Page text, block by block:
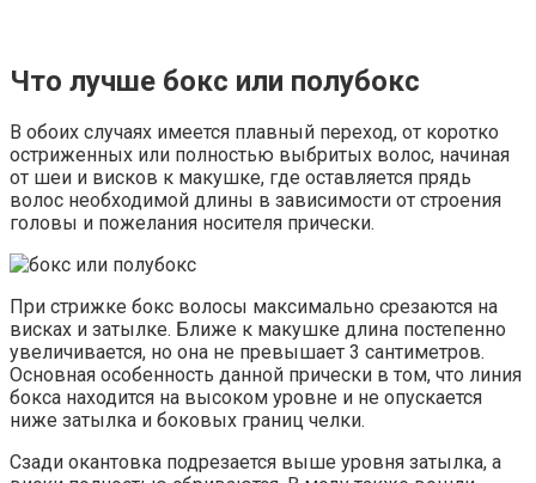
Что лучше бокс или полубокс
В обоих случаях имеется плавный переход, от коротко
остриженных или полностью выбритых волос, начиная
от шеи и висков к макушке, где оставляется прядь
волос необходимой длины в зависимости от строения
головы и пожелания носителя прически.
При стрижке бокс волосы максимально срезаются на
висках и затылке. Ближе к макушке длина постепенно
увеличивается, но она не превышает 3 сантиметров.
Основная особенность данной прически в том, что линия
бокса находится на высоком уровне и не опускается
ниже затылка и боковых границ челки.
Сзади окантовка подрезается выше уровня затылка, а